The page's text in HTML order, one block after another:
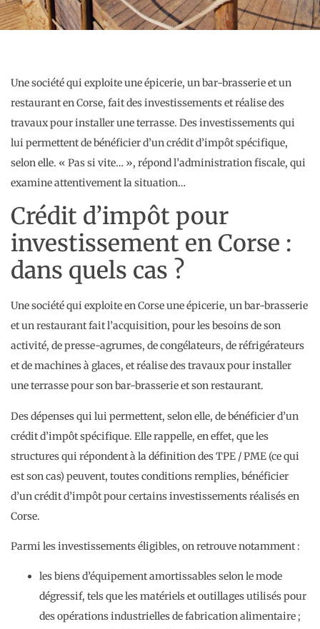
Une société qui exploite une épicerie, un bar-brasserie et un
restaurant en Corse, fait des investissements et réalise des
travaux pour installer une terrasse. Des investissements qui
lui permettent de bénéficier d’un crédit d’impôt spécifique,
selon elle. « Pas si vite… », répond l’administration fiscale, qui
examine attentivement la situation…
Crédit d’impôt pour
investissement en Corse :
dans quels cas ?
Une société qui exploite en Corse une épicerie, un bar-brasserie
et un restaurant fait l’acquisition, pour les besoins de son
activité, de presse-agrumes, de congélateurs, de réfrigérateurs
et de machines à glaces, et réalise des travaux pour installer
une terrasse pour son bar-brasserie et son restaurant.
Des dépenses qui lui permettent, selon elle, de bénéficier d’un
crédit d’impôt spécifique. Elle rappelle, en effet, que les
structures qui répondent à la définition des TPE / PME (ce qui
est son cas) peuvent, toutes conditions remplies, bénéficier
d’un crédit d’impôt pour certains investissements réalisés en
Corse.
Parmi les investissements éligibles, on retrouve notamment :
les biens d’équipement amortissables selon le mode
dégressif, tels que les matériels et outillages utilisés pour
des opérations industrielles de fabrication alimentaire ;